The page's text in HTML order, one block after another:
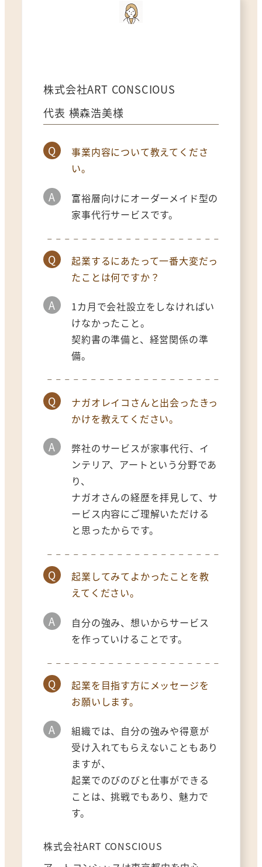
株式会社ART CONSCIOUS
代表 横森浩美様
Q
事業内容について教えてくださ
い。
A
富裕層向けにオーダーメイド型の
家事代行サービスです。
Q
起業するにあたって一番大変だっ
たことは何ですか？
A
1カ月で会社設立をしなければい
けなかったこと。
契約書の準備と、経営関係の準
備。
Q
ナガオレイコさんと出会ったきっ
かけを教えてください。
A
弊社のサービスが家事代行、イ
ンテリア、アートという分野であ
り、
ナガオさんの経歴を拝見して、サ
ービス内容にご理解いただける
と思ったからです。
Q
起業してみてよかったことを教
えてください。
A
自分の強み、想いからサービス
を作っていけることです。
Q
起業を目指す方にメッセージを
お願いします。
A
組織では、自分の強みや得意が
受け入れてもらえないこともあり
ますが、
起業でのびのびと仕事ができる
ことは、挑戦でもあり、魅力で
す。
株式会社ART CONSCIOUS